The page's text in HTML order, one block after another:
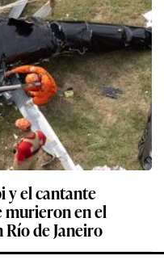
y el cantante
murieron en el
de Janeiro